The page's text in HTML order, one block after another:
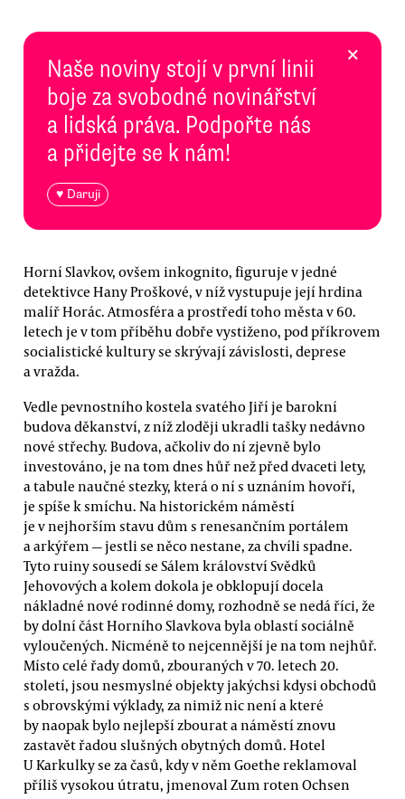
Naše noviny stojí v první linii
boje za svobodné novinářství
a lidská práva. Podpořte nás
a přidejte se k nám!
♥ Daruji
×
Horní Slavkov, ovšem inkognito, figuruje v jedné
detektivce Hany Proškové, v níž vystupuje její hrdina
malíř Horác. Atmosféra a prostředí toho města v 60.
letech je v tom příběhu dobře vystiženo, pod příkrovem
socialistické kultury se skrývají závislosti, deprese
a vražda.
Vedle pevnostního kostela svatého Jiří je barokní
budova děkanství, z níž zloději ukradli tašky nedávno
nové střechy. Budova, ačkoliv do ní zjevně bylo
investováno, je na tom dnes hůř než před dvaceti lety,
a tabule naučné stezky, která o ní s uznáním hovoří,
je spíše k smíchu. Na historickém náměstí
je v nejhorším stavu dům s renesančním portálem
a arkýřem — jestli se něco nestane, za chvíli spadne.
Tyto ruiny sousedí se Sálem království Svědků
Jehovových a kolem dokola je obklopují docela
nákladné nové rodinné domy, rozhodně se nedá říci, že
by dolní část Horního Slavkova byla oblastí sociálně
vyloučených. Nicméně to nejcennější je na tom nejhůř.
Místo celé řady domů, zbouraných v 70. letech 20.
století, jsou nesmyslné objekty jakýchsi kdysi obchodů
s obrovskými výklady, za nimiž nic není a které
by naopak bylo nejlepší zbourat a náměstí znovu
zastavět řadou slušných obytných domů. Hotel
U Karkulky se za časů, kdy v něm Goethe reklamoval
příliš vysokou útratu, jmenoval Zum roten Ochsen